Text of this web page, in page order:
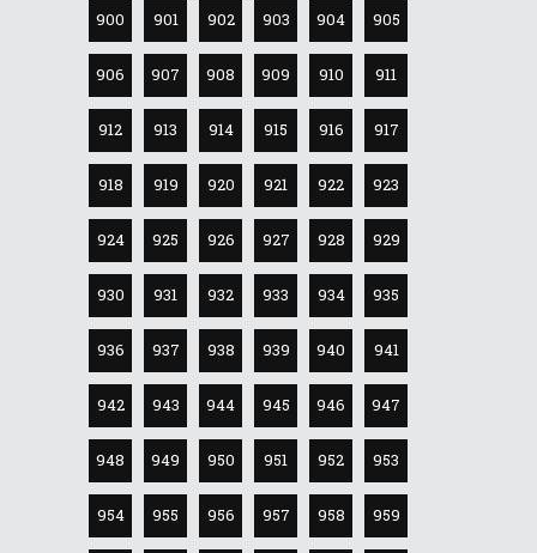
900 901 902 903 904 905
906 907 908 909 910 911
912 913 914 915 916 917
918 919 920 921 922 923
924 925 926 927 928 929
930 931 932 933 934 935
936 937 938 939 940 941
942 943 944 945 946 947
948 949 950 951 952 953
954 955 956 957 958 959